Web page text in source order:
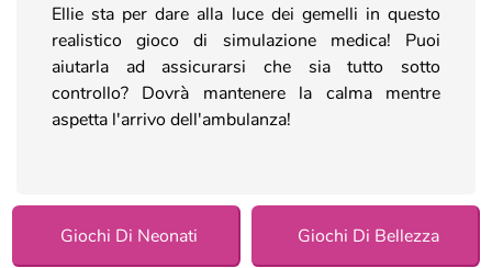
Ellie sta per dare alla luce dei gemelli in questo
realistico gioco di simulazione medica! Puoi
aiutarla ad assicurarsi che sia tutto sotto
controllo? Dovrà mantenere la calma mentre
aspetta l'arrivo dell'ambulanza!
Giochi Di Neonati Giochi Di Bellezza